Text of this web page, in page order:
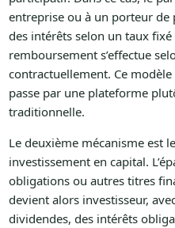
entreprise ou à un porteur de
des intérêts selon un taux
remboursement s’effectue
contractuellement. Ce
passe par une plateforme
traditionnelle.
Le deuxième mécanisme est le
investissement en capital.
obligations ou autres titres
devient alors investisseur,
dividendes, des intérêts